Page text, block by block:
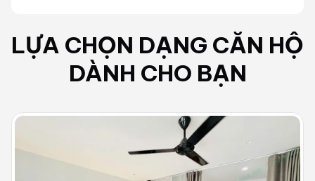
LỰA CHỌN DẠNG CĂN HỘ
DÀNH CHO BẠN